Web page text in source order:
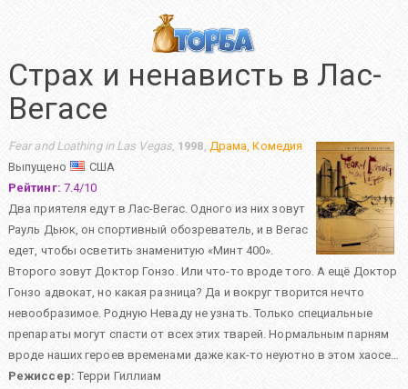
Страх и ненависть в Лас-
Вегасе
Fear and Loathing in Las Vegas, 1998, Драма,Комедия
Выпущено
США
Рейтинг: 7.4/10
Два приятеля едут в Лас-Вегас. Одного из них зовут
Рауль Дьюк, он спортивный обозреватель, и в Вегас
едет, чтобы осветить знаменитую «Минт 400».
Второго зовут Доктор Гонзо. Или что-то вроде того. А ещё Доктор
Гонзо адвокат, но какая разница? Да и вокруг творится нечто
невообразимое. Родную Неваду не узнать. Только специальные
препараты могут спасти от всех этих тварей. Нормальным парням
вроде наших героев временами даже как-то неуютно в этом хаосе…
Режиссер: Терри Гиллиам